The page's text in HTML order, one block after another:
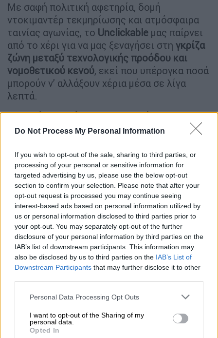
Do Not Process My Personal Information
If you wish to opt-out of the sale, sharing to third parties, or
processing of your personal or sensitive information for
targeted advertising by us, please use the below opt-out
section to confirm your selection. Please note that after your
opt-out request is processed you may continue seeing
interest-based ads based on personal information utilized by
us or personal information disclosed to third parties prior to
your opt-out. You may separately opt-out of the further
disclosure of your personal information by third parties on the
IAB’s list of downstream participants. This information may
also be disclosed by us to third parties on the IAB’s List of
Downstream Participants that may further disclose it to other
Please note that this website/app uses one or more Google
not limited to your visit or usage behaviour. You may click to
grant or deny consent to Google and its third-party tags to
use your data for below specified purposes in below Google
Personal Data Processing Opt Outs
I want to opt-out of the Sharing of my
personal data.
Opted In
Με σαφή πολιτική αφετηρία, δομή
ντοκιμαντέρ τεκμηρίωσης και ατμόσφαιρα
ταινίας αγωνίας, το Unclickable μας παίρνει
από το χέρι για να μας ξεναγήσει στη γκρίζα
ζώνη μεταξύ τεχνολογικής προόδου και
νομοθετικού κενού, εκεί που υπέρογκα ποσά
μπορούν ν’ αλλάξουν χέρια μέσα σε λίγα
λεπτά.
Γυρισμένη εν μέσω της πανδημίας, η ταινία
περιλαμβάνει δεκάδες συνεντεύξεις με
οποίους πανεπιστημιακοί, δημοσιογράφοι
και στελέχη επιχειρήσεων, θύτες και θύματα
σε όλο τον κόσμο, από τη Νέα Υόρκη στο
Λονδίνο, από τον Καναδά στη Βραζιλία κι
από εκεί στη Νότια Αφρική.
ΔΙΑΒΑΣΤΕ ΕΠΙΣΗΣ
Σινεμά|27.11.2024 17:23
Ταινιοθήκη της Ελλάδος: Ο
βραβευμένος Udi Aloni που
υπερασπίζεται τα δικαιώματα των
Σινεμά|28.11.2024 09:20